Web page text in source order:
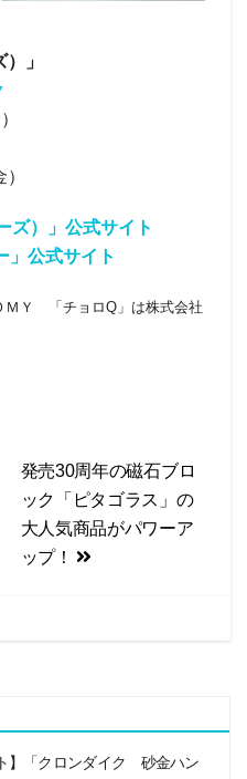
」
ズ）」公式サイト
」公式サイト
Ｙ 「チョロQ」は株式会社
発売30周年の磁石ブロ
ック「ピタゴラス」の
大人気商品がパワーア
ップ！
】「クロンダイク 砂金ハン